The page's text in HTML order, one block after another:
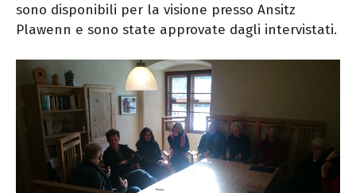
sono disponibili per la visione presso Ansitz
Plawenn e sono state approvate dagli intervistati.